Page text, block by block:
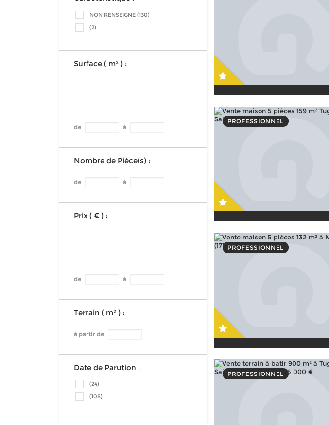
NON RENSEIGNE (130)
(2)
Surface ( m² ) :
de à
Nombre de Pièce(s) :
de à
Prix ( € ) :
de à
Terrain ( m² ) :
à partir de
Date de Parution :
(24)
(108)
PROFESSIONNEL
PROFESSIONNEL
PROFESSIONNEL